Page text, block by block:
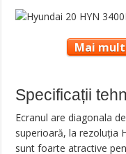
Mai
Specificații
Ecranul are diagonala
superioară, la rezoluția
sunt foarte atractive